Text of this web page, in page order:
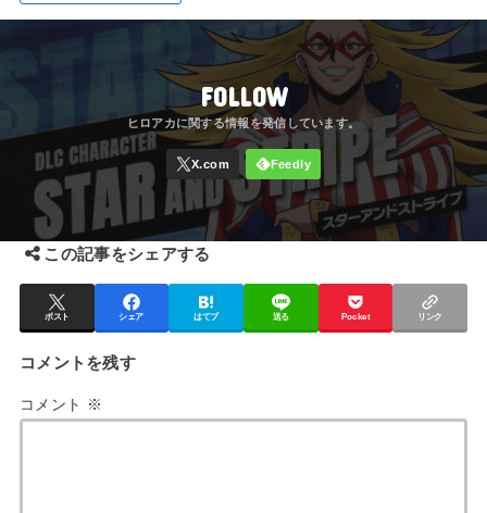
FOLLOW
この記事をシェアする
ポスト シェア はてブ 送る Pocket リンク
コメントを残す
コメント ※